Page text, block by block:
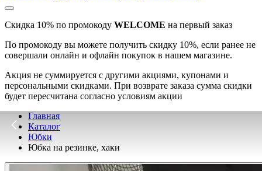
Скидка 10% по промокоду WELCOME на первый заказ
По промокоду вы можете получить скидку 10%, если ранее не
совершали онлайн и офлайн покупок в нашем магазине.
Акция не суммируется с другими акциями, купонами и
персональными скидками. При возврате заказа сумма скидки
будет пересчитана согласно условиям акции
Главная
Каталог
Юбки
Юбка на резинке, хаки